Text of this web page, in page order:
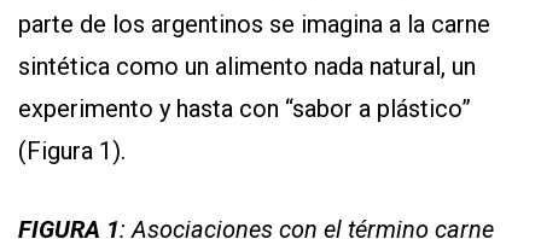
parte de los argentinos se imagina a la carne
sintética como un alimento nada natural, un
experimento y hasta con “sabor a plástico”
(Figura 1).
FIGURA 1: Asociaciones con el término carne